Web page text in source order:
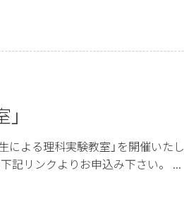
による理科実験教室」を開催いたし
記リンクよりお申込み下さい。 ...